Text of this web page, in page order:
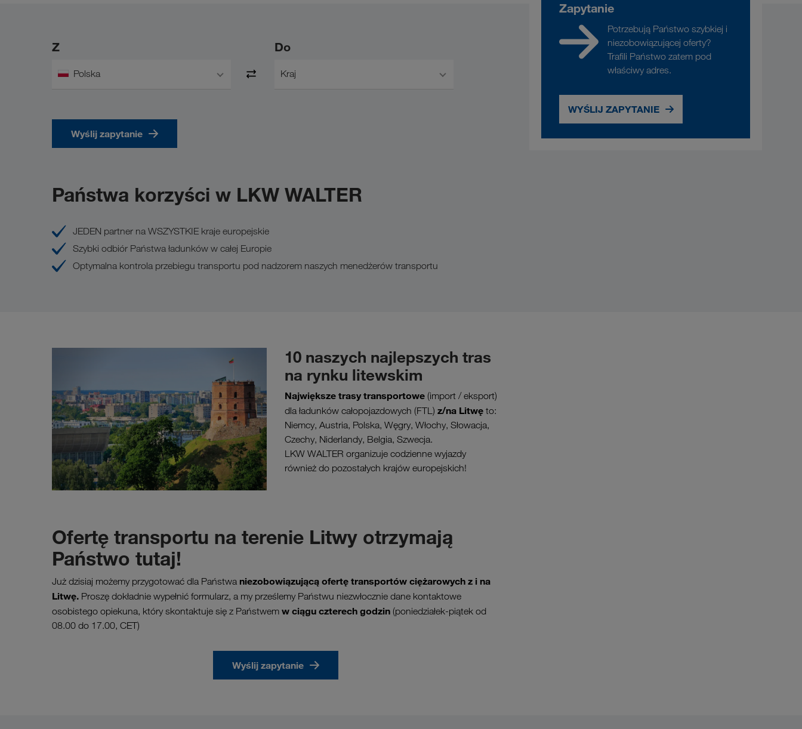
Z
Polska
Do
Kraj
Wyślij zapytanie
Państwa korzyści w LKW WALTER
JEDEN partner na WSZYSTKIE kraje europejskie
Szybki odbiór Państwa ładunków w całej Europie
Optymalna kontrola przebiegu transportu pod nadzorem naszych menedżerów transportu
10 naszych najlepszych tras
na rynku litewskim
Największe trasy transportowe (import / eksport)
dla ładunków całopojazdowych (FTL) z/na Litwę to:
Niemcy, Austria, Polska, Węgry, Włochy, Słowacja,
Czechy, Niderlandy, Belgia, Szwecja.
LKW WALTER organizuje codzienne wyjazdy
również do pozostałych krajów europejskich!
Ofertę transportu na terenie Litwy otrzymają
Państwo tutaj!
Już dzisiaj możemy przygotować dla Państwa niezobowiązującą ofertę transportów ciężarowych z i na
Litwę. Proszę dokładnie wypełnić formularz, a my prześlemy Państwu niezwłocznie dane kontaktowe
osobistego opiekuna, który skontaktuje się z Państwem w ciągu czterech godzin (poniedziałek-piątek od
08.00 do 17.00, CET)
Wyślij zapytanie
Zapytanie
Potrzebują Państwo szybkiej i
niezobowiązującej oferty?
Trafili Państwo zatem pod
właściwy adres.
WYŚLIJ ZAPYTANIE